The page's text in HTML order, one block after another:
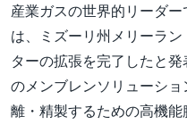
産業ガスの世界的リーダ
は、ミズーリ州メリーラ
ターの拡張を完了したと
のメンブレンソリューシ
離・精製するための高機